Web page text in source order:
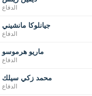
الدفاع
جيانلوكا مانشيني
الدفاع
ماريو هرموسو
الدفاع
محمد زكي سيلك
الدفاع